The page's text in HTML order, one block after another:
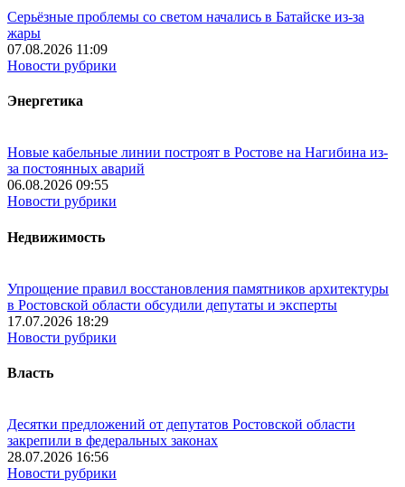
Серьёзные проблемы со светом начались в Батайске из-за
жары
07.08.2026 11:09
Новости рубрики
Энергетика
Новые кабельные линии построят в Ростове на Нагибина из-
за постоянных аварий
06.08.2026 09:55
Новости рубрики
Недвижимость
Упрощение правил восстановления памятников архитектуры
в Ростовской области обсудили депутаты и эксперты
17.07.2026 18:29
Новости рубрики
Власть
Десятки предложений от депутатов Ростовской области
закрепили в федеральных законах
28.07.2026 16:56
Новости рубрики